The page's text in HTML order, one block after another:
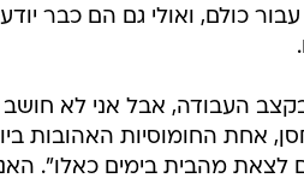
כולם, ואולי גם הם כבר
העבודה, אבל אני לא
אחת החומוסיות האהובות
לצאת מהבית בימים כאלו".